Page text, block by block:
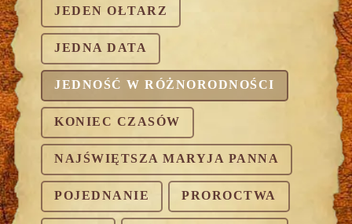
JEDEN OŁTARZ
JEDNA DATA
JEDNOŚĆ W RÓŻNORODNOŚCI
KONIEC CZASÓW
NAJŚWIĘTSZA MARYJA PANNA
POJEDNANIE PROROCTWA